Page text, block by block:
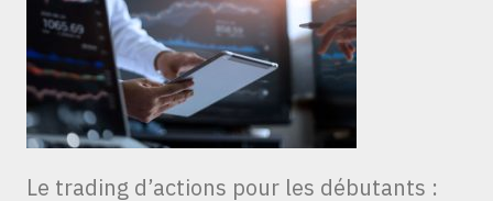
Le trading d’actions pour les débutants :